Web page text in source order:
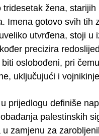
tridesetak žena, starijih
Imena gotovo svih tih
utvrđena, stoji u
precizira
oslobođeni, pri
uključujući i
prijedlogu definiše
palestinskih
u zamjenu za